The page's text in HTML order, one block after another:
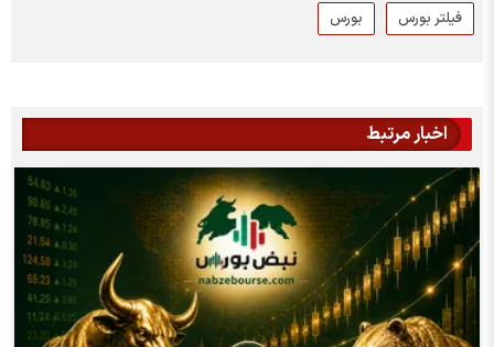
فیلتر بورس بورس
اخبار مرتبط